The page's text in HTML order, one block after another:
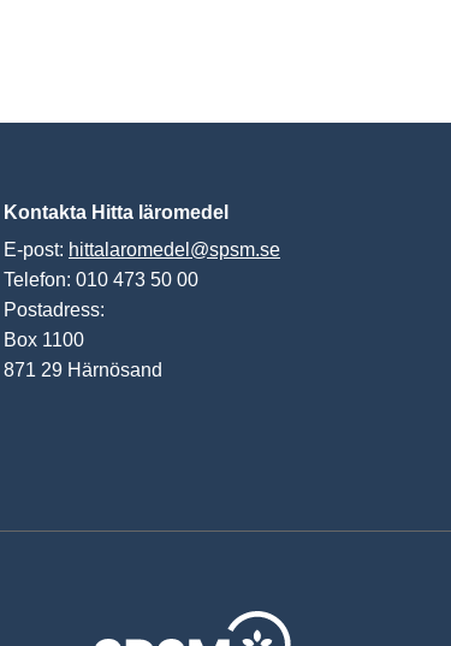
Kontakta Hitta läromedel
E-post: hittalaromedel@spsm.se
Telefon: 010 473 50 00
Postadress:
Box 1100
871 29 Härnösand